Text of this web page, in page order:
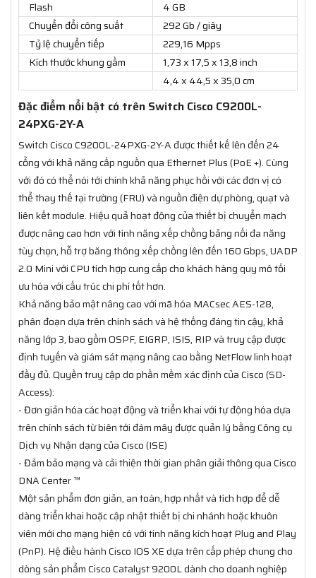
Flash
4 GB
Chuyển đổi công suất
292 Gb / giây
Tỷ lệ chuyển tiếp
229,16 Mpps
Kích thước khung gầm
1,73 x 17,5 x 13,8 inch
4,4 x 44,5 x 35,0 cm
Đặc điểm nổi bật có trên Switch Cisco C9200L-
24PXG-2Y-A
Switch Cisco C9200L-24PXG-2Y-A được thiết kế lên đến 24
cổng với khả năng cấp nguồn qua Ethernet Plus (PoE +). Cùng
với đó có thể nói tới chính khả năng phục hồi với các đơn vị có
thể thay thế tại trường (FRU) và nguồn điện dự phòng, quạt và
liên kết module. Hiệu quả hoạt động của thiết bị chuyển mạch
được nâng cao hơn với tính năng xếp chồng bảng nối đa năng
tùy chọn, hỗ trợ băng thông xếp chồng lên đến 160 Gbps, UADP
2.0 Mini với CPU tích hợp cung cấp cho khách hàng quy mô tối
ưu hóa với cấu trúc chi phí tốt hơn.
Khả năng bảo mật nâng cao với mã hóa MACsec AES-128,
phân đoạn dựa trên chính sách và hệ thống đáng tin cậy, khả
năng lớp 3, bao gồm OSPF, EIGRP, ISIS, RIP và truy cập được
định tuyến và giám sát mạng nâng cao bằng NetFlow linh hoạt
đầy đủ. Quyền truy cập do phần mềm xác định của Cisco (SD-
Access):
- Đơn giản hóa các hoạt động và triển khai với tự động hóa dựa
trên chính sách từ biên tới đám mây được quản lý bằng Công cụ
Dịch vụ Nhận dạng của Cisco (ISE)
- Đảm bảo mạng và cải thiện thời gian phân giải thông qua Cisco
DNA Center ™
Một sản phẩm đơn giản, an toàn, hợp nhất và tích hợp để dễ
dàng triển khai hoặc cập nhật thiết bị chi nhánh hoặc khuôn
viên mới cho mạng hiện có với tính năng kích hoạt Plug and Play
(PnP). Hệ điều hành Cisco IOS XE dựa trên cấp phép chung cho
dòng sản phẩm Cisco Catalyst 9200L dành cho doanh nghiệp